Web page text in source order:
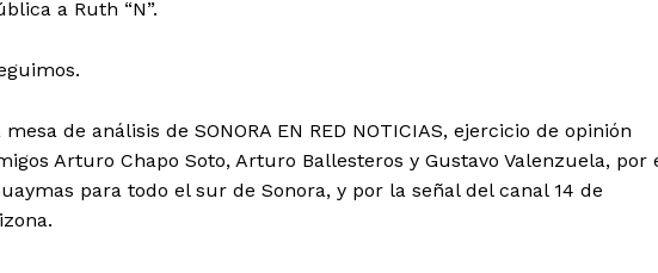
a Ruth “N”.
de análisis de SONORA EN RED NOTICIAS, ejercicio de opinión
Arturo Chapo Soto, Arturo Ballesteros y Gustavo Valenzuela, por
para todo el sur de Sonora, y por la señal del canal 14 de